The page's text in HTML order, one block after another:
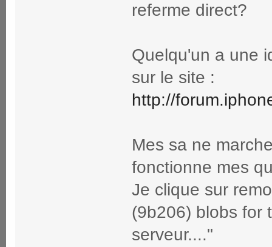
referme direct?
Quelqu'un a une
sur le site :
http://
Mes sa ne
fonctionne mes
Je clique sur
(9b206) blobs for
serveur...."